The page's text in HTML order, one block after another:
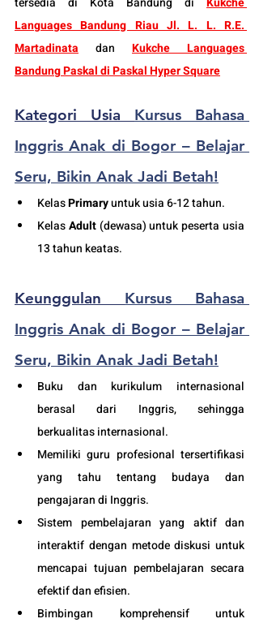
Languages Bandung Riau Jl. L. L. R.E.
Martadinata
dan Kukche Languages
Bandung Paskal di Paskal Hyper Square
Kategori Usia Kursus Bahasa
Inggris Anak di Bogor – Belajar
Seru, Bikin Anak Jadi Betah!
Kelas Primary untuk usia 6-12 tahun.
Kelas Adult (dewasa) untuk peserta usia
13 tahun keatas.
Keunggulan Kursus Bahasa
Inggris Anak di Bogor – Belajar
Seru, Bikin Anak Jadi Betah!
Buku dan kurikulum internasional
berasal dari Inggris, sehingga
berkualitas internasional.
Memiliki guru profesional tersertifikasi
yang tahu tentang budaya dan
pengajaran di Inggris.
Sistem pembelajaran yang aktif dan
interaktif dengan metode diskusi untuk
mencapai tujuan pembelajaran secara
efektif dan efisien.
Bimbingan komprehensif untuk